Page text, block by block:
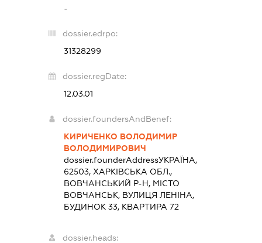
-
dossier.edrpo:
31328299
dossier.regDate:
12.03.01
dossier.foundersAndBenef:
КИРИЧЕНКО ВОЛОДИМИР
ВОЛОДИМИРОВИЧ
dossier.founderAddressУКРАЇНА,
62503, ХАРКІВСЬКА ОБЛ.,
ВОВЧАНСЬКИЙ Р-Н, МІСТО
ВОВЧАНСЬК, ВУЛИЦЯ ЛЕНІНА,
БУДИНОК 33, КВАРТИРА 72
dossier.heads: